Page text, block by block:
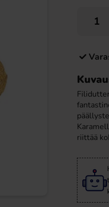
Holly Bar
1.29 EUR
riittää